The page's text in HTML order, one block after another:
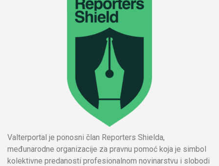
Valterportal je ponosni član Reporters Shielda,
međunarodne organizacije za pravnu pomoć koja je simbol
kolektivne predanosti profesionalnom novinarstvu i slobodi